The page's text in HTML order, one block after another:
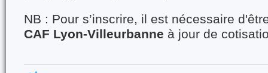
NB : Pour s’inscrire, il est nécessaire
CAF Lyon-Villeurbanne à jour de